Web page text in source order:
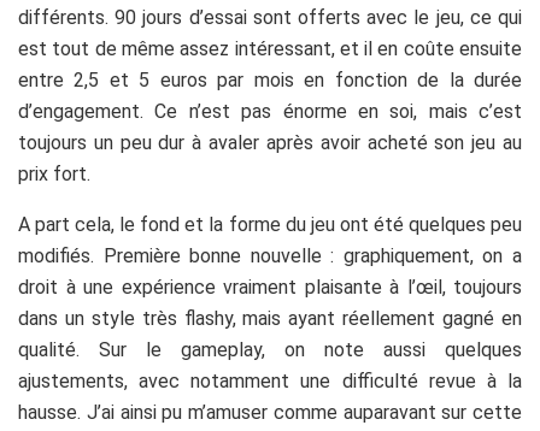
différents. 90 jours d’essai sont offerts avec le jeu, ce qui
est tout de même assez intéressant, et il en coûte ensuite
entre 2,5 et 5 euros par mois en fonction de la durée
d’engagement. Ce n’est pas énorme en soi, mais c’est
toujours un peu dur à avaler après avoir acheté son jeu au
prix fort.
A part cela, le fond et la forme du jeu ont été quelques peu
modifiés. Première bonne nouvelle : graphiquement, on a
droit à une expérience vraiment plaisante à l’œil, toujours
dans un style très flashy, mais ayant réellement gagné en
qualité. Sur le gameplay, on note aussi quelques
ajustements, avec notamment une difficulté revue à la
hausse. J’ai ainsi pu m’amuser comme auparavant sur cette